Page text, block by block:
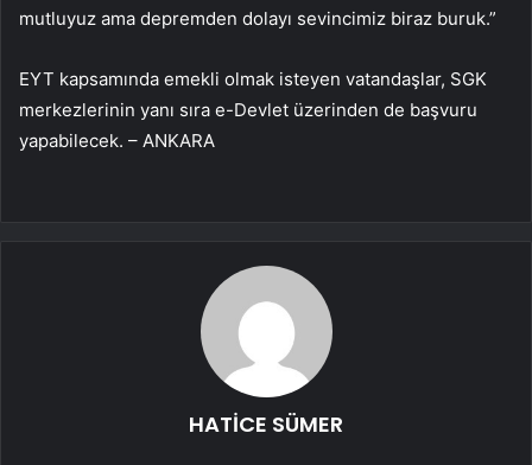
mutluyuz ama depremden dolayı sevincimiz biraz buruk.”
EYT kapsamında emekli olmak isteyen vatandaşlar, SGK
merkezlerinin yanı sıra e-Devlet üzerinden de başvuru
yapabilecek. – ANKARA
HATİCE SÜMER